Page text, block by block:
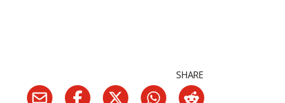
SHARE